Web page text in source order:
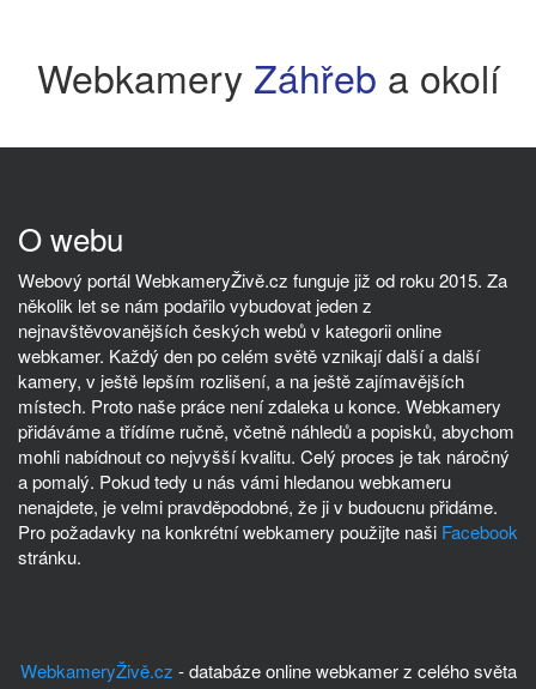
Webkamery Záhřeb a okolí
O webu
Webový portál WebkameryŽivě.cz funguje již od roku 2015. Za
několik let se nám podařilo vybudovat jeden z
nejnavštěvovanějších českých webů v kategorii online
webkamer. Každý den po celém světě vznikají další a další
kamery, v ještě lepším rozlišení, a na ještě zajímavějších
místech. Proto naše práce není zdaleka u konce. Webkamery
přidáváme a třídíme ručně, včetně náhledů a popisků, abychom
mohli nabídnout co nejvyšší kvalitu. Celý proces je tak náročný
a pomalý. Pokud tedy u nás vámi hledanou webkameru
nenajdete, je velmi pravděpodobné, že ji v budoucnu přidáme.
Pro požadavky na konkrétní webkamery použijte naši Facebook
stránku.
WebkameryŽivě.cz - databáze online webkamer z celého světa